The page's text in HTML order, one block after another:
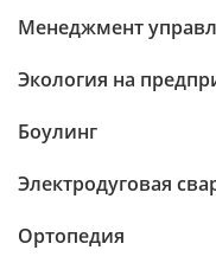
Менеджмент
Экология на
Боулинг
Электродуговая
Ортопедия